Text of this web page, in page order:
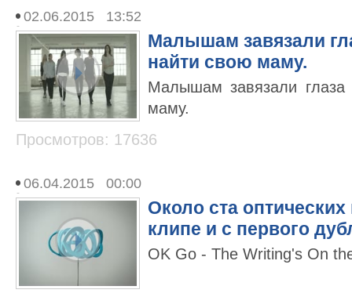
02.06.2015 13:52
Малышам завязали
найти свою маму.
Малышам завязали
маму.
Просмотров: 17636
06.04.2015 00:00
Около ста
клипе и с первого
OK Go - The Writing's On